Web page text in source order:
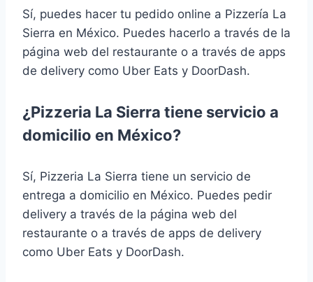
Sí, puedes hacer tu pedido online a Pizzería La
Sierra en México. Puedes hacerlo a través de la
página web del restaurante o a través de apps
de delivery como Uber Eats y DoorDash.
¿Pizzeria La Sierra tiene servicio a
domicilio en México?
Sí, Pizzeria La Sierra tiene un servicio de
entrega a domicilio en México. Puedes pedir
delivery a través de la página web del
restaurante o a través de apps de delivery
como Uber Eats y DoorDash.